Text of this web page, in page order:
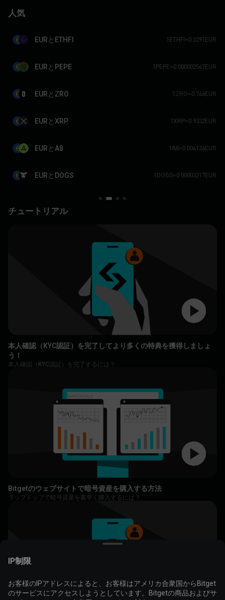
人気
EURとETHFI 1ETHFI≈0.3291EUR
EURとPEPE 1PEPE≈0.000002547EUR
EURとZRO 1ZRO≈0.746EUR
EURとXRP 1XRP≈0.9332EUR
EURとA8 1A8≈0.004124EUR
EURとDOGS 1DOGS≈0.00003217EUR
チュートリアル
本人確認（KYC認証）を完了してより多くの特典を獲得しましょ
う！
本人確認（KYC認証）を完了するには？
Bitgetのウェブサイトで暗号資産を購入する方法
ラップトップで暗号資産を素早く購入するには？
IP制限
お客様のIPアドレスによると、お客様はアメリカ合衆国からBitget
のサービスにアクセスしようとしています。Bitgetの商品およびサ